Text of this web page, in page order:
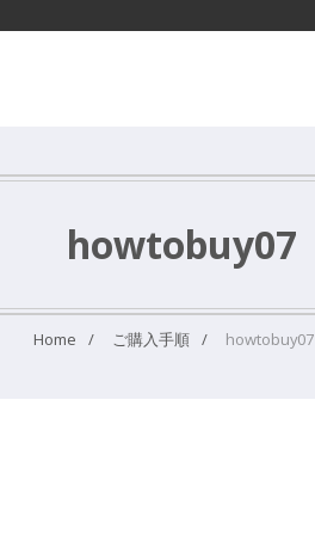
howtobuy07
Home ご購入手順 howtobuy07